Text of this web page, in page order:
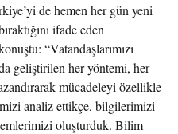
de hemen her gün yeni
ifade eden
“Vatandaşlarımızı
geliştirilen her yöntemi, her
mücadeleyi özellikle
analiz ettikçe, bilgilerimizi
oluşturduk. Bilim